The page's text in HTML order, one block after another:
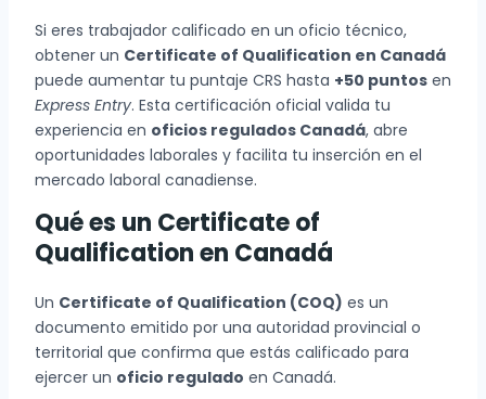
Si eres trabajador calificado en un oficio técnico,
obtener un Certificate of Qualification en Canadá
puede aumentar tu puntaje CRS hasta +50 puntosen
Express Entry. Esta certificación oficial valida tu
experiencia en oficios regulados Canadá, abre
oportunidades laborales y facilita tu inserción en el
mercado laboral canadiense.
Qué es un Certificate of
Qualification en Canadá
Un Certificate of Qualification (COQ) es un
documento emitido por una autoridad provincial o
territorial que confirma que estás calificado para
ejercer un oficio regulado en Canadá.